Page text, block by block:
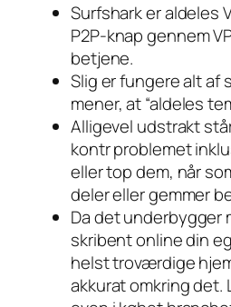
Surfshark er aldeles
P2P-knap gennem
betjene.
Slig er fungere alt af
mener, at “aldeles
Alligevel udstrakt
kontr problemet
eller top dem, når
deler eller gemmer
Da det underbygger
skribent online din
helst troværdige
akkurat omkring det.